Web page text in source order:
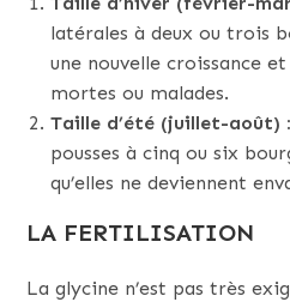
latérales à deux ou trois
une nouvelle croissance
mortes ou malades.
Taille d’été (juillet-août) :
pousses à cinq ou six
qu’elles ne deviennent
LA FERTILISATION
La glycine n’est pas très